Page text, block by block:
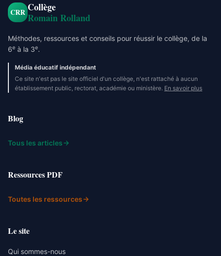
CRR Collège
Romain Rolland
Méthodes, ressources et conseils pour réussir le collège, de la
6e à la 3e.
Média éducatif indépendant
Ce site n'est pas le site officiel d'un collège, n'est rattaché à aucun
établissement public, rectorat, académie ou ministère. En savoir plus
Blog
Tous les articles
Ressources PDF
Toutes les ressources
Le site
Qui sommes-nous